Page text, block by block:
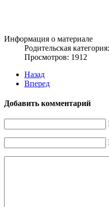
Информация о материале
Родительская категория:
Просмотров: 1912
Назад
Вперед
Добавить комментарий